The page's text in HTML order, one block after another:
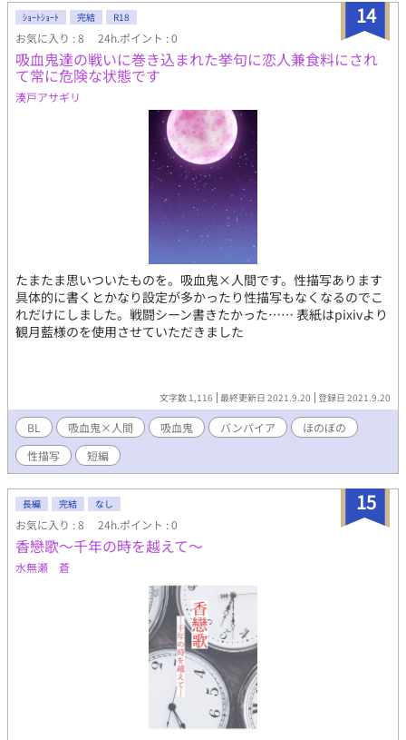
14
ｼｮｰﾄｼｮｰﾄ 完結 R18
お気に入り : 8 24h.ポイント : 0
吸血鬼達の戦いに巻き込まれた挙句に恋人兼食料にされ
て常に危険な状態です
湊戸アサギリ
たまたま思いついたものを。吸血鬼×人間です。性描写あります
具体的に書くとかなり設定が多かったり性描写もなくなるのでこ
れだけにしました。戦闘シーン書きたかった…… 表紙はpixivより
観月藍様のを使用させていただきました
文字数 1,116 最終更新日 2021.9.20 登録日 2021.9.20
BL 吸血鬼×人間 吸血鬼 バンパイア
ほのぼの
性描写
短編
15
長編 完結 なし
お気に入り : 8 24h.ポイント : 0
香戀歌〜千年の時を越えて〜
水無瀬 蒼